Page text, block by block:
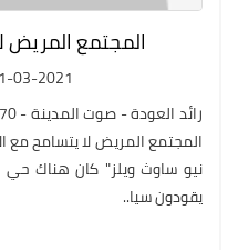
المجتمع المريض
01-03-2021 11:03
المجتمع المريض لا يتسامح مع
نيو ساوث ويلز" كان هناك
يقودون سيا..